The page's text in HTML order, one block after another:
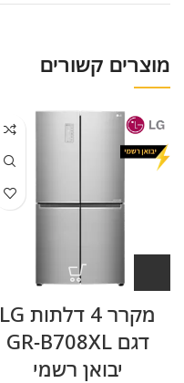
מוצרים קשורים
מקרר 4 דלתות LG
דגם GR-B708XL
יבואן רשמי